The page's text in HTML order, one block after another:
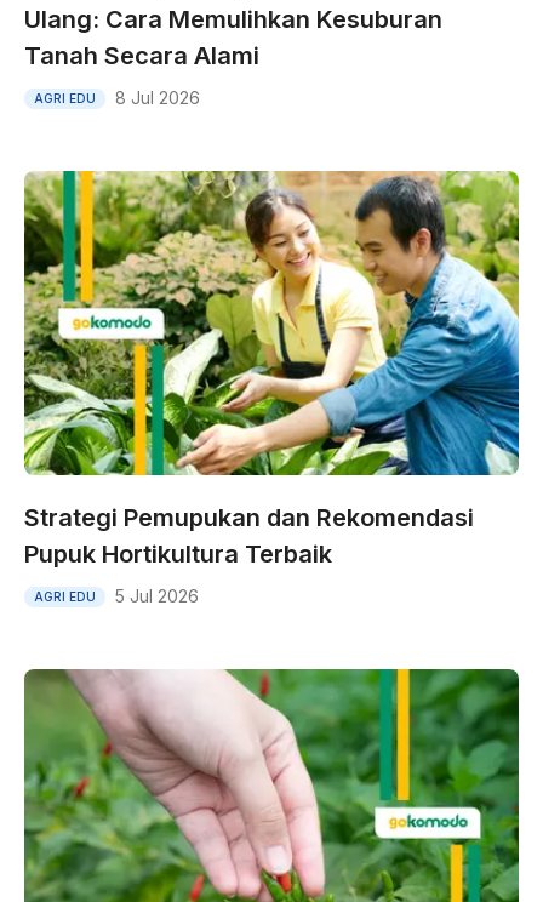
Ulang: Cara Memulihkan Kesuburan
Tanah Secara Alami
AGRI EDU 8 Jul 2026
Strategi Pemupukan dan Rekomendasi
Pupuk Hortikultura Terbaik
AGRI EDU 5 Jul 2026